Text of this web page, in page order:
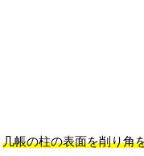
几帳の柱の表面を削り角